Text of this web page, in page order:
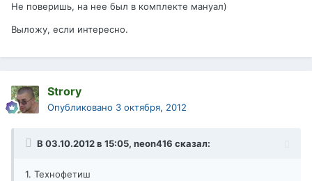
Не поверишь, на нее был в комплекте мануал)
Выложу, если интересно.
Strory
Опубликовано 3 октября, 2012
В 03.10.2012 в 15:05, neon416 сказал:
1. Технофетиш